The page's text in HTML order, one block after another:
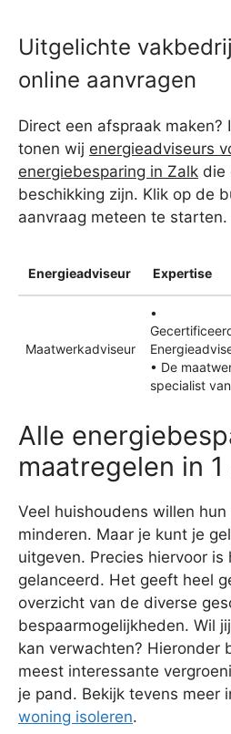
Uitgelichte
online aanvragen
Direct een afspraak maken?
tonen wij energieadviseurs
energiebesparing in Zalk die
beschikking zijn. Klik op de
aanvraag meteen te starten.
Energieadviseur Expertise
Maatwerkadviseur
•
• De
specialist van
Alle
maatregelen in
Veel huishoudens willen
minderen. Maar je kunt je
uitgeven. Precies hiervoor
gelanceerd. Het geeft heel
overzicht van de diverse
bespaarmogelijkheden. Wil
kan verwachten? Hieronder
meest interessante
je pand. Bekijk tevens meer
woning isoleren.